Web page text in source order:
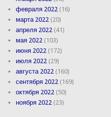
февраля 2022 (16)
марта 2022 (20)
апреля 2022 (41)
мая 2022 (103)
июня 2022 (172)
июля 2022 (29)
августа 2022 (160)
сентября 2022 (169)
октября 2022 (50)
ноября 2022 (23)